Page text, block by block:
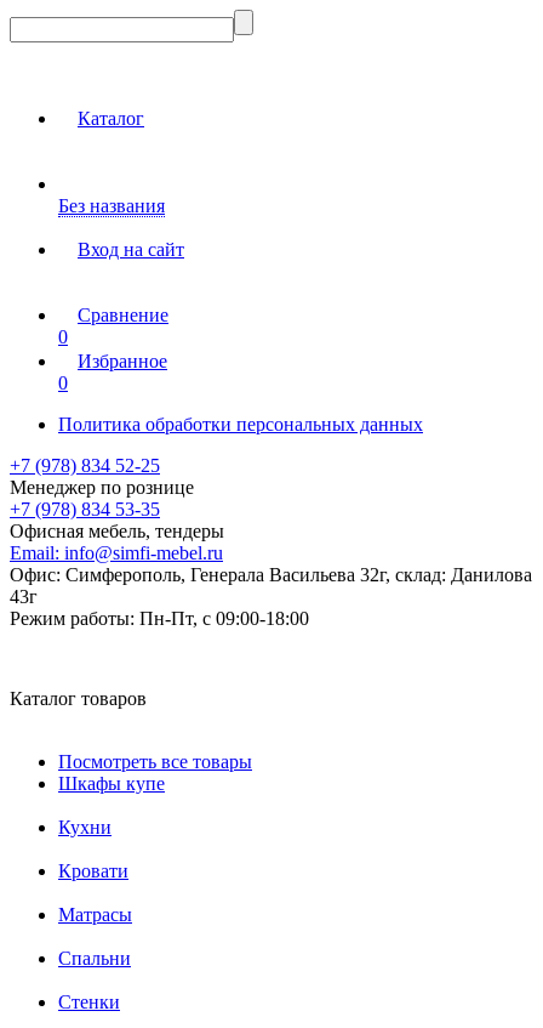
Каталог
Без названия
Вход на сайт
Сравнение
0
Избранное
0
Политика обработки персональных данных
+7 (978) 834 52-25
Менеджер по рознице
+7 (978) 834 53-35
Офисная мебель, тендеры
Email: info@simfi-mebel.ru
Офис: Симферополь, Генерала Васильева 32г, склад: Данилова
43г
Режим работы: Пн-Пт, с 09:00-18:00
Каталог товаров
Посмотреть все товары
Шкафы купе
Кухни
Кровати
Матрасы
Cпальни
Стенки